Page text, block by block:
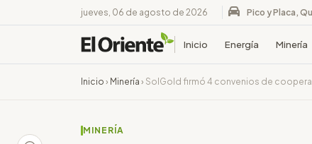
jueves, 06 de agosto de 2026 Pico y Placa,
Inicio Energía Minería
Inicio › Minería › SolGold firmó 4 convenios de
MINERÍA